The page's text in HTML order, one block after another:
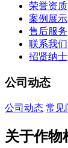
荣誉资质
案例展示
售后服务
联系我们
招贤纳士
公司动态
公司动态 常见
关于作物